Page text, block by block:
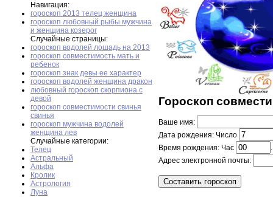
Навигация:
гороскоп 2013 телец женщина
гороскоп любовный рыбы мужчина
и женщина козерог
Случайные страницы:
гороскоп водолей лошадь на 2013
гороскоп совместимость мать и
ребенок
гороскоп знак девы ее характер
гороскоп водолей женщина дракон
любовный гороскоп скорпиона с
девой
гороскоп совместимости свинья
свинья
гороскоп мужчина водолей
женщина лев
Случайные категории:
Телец
Астральный
Альфа
Кролик
Астрология
Луна
Гороскоп
Ваше имя:
Дата рождения: Число
Время рождения: Час
Адрес электронной почты: